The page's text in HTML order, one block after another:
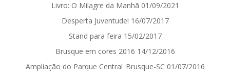
Livro: O Milagre da Manhã 01/09/2021
Desperta Juventude! 16/07/2017
Stand para feira 15/02/2017
Brusque em cores 2016 14/12/2016
Ampliação do Parque Central_Brusque-SC 01/07/2016